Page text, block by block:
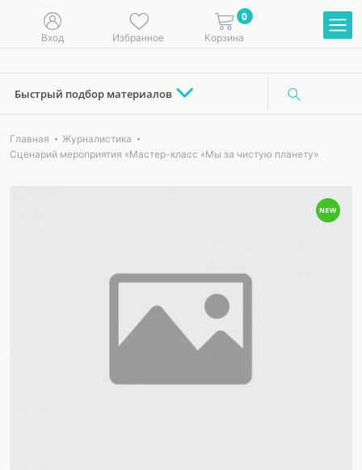
Вход Избранное
0
Корзина
Быстрый подбор материалов
Главная
Журналистика
Сценарий мероприятия «Мастер-класс «Мы за чистую планету»